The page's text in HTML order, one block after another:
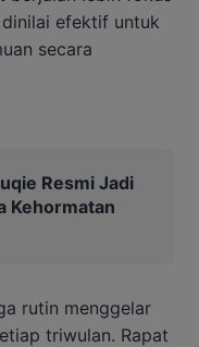
efektif untuk
secara
Resmi Jadi
Kehormatan
rutin menggelar
triwulan. Rapat